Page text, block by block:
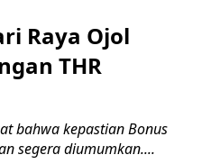
Raya Ojol
THR
bahwa kepastian Bonus
segera diumumkan....